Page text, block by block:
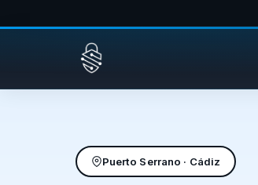
Puerto Serrano · Cádiz